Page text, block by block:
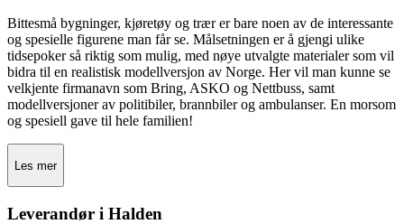
Bittesmå bygninger, kjøretøy og trær er bare noen av de interessante
og spesielle figurene man får se. Målsetningen er å gjengi ulike
tidsepoker så riktig som mulig, med nøye utvalgte materialer som vil
bidra til en realistisk modellversjon av Norge. Her vil man kunne se
velkjente firmanavn som Bring, ASKO og Nettbuss, samt
modellversjoner av politibiler, brannbiler og ambulanser. En morsom
og spesiell gave til hele familien!
Les mer
Leverandør i Halden